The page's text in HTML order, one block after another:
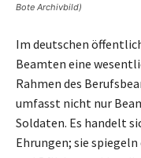
Bote Archivbild)
Im deutschen
Beamten eine
Rahmen des
umfasst nicht nur
Soldaten. Es handelt
Ehrungen; sie